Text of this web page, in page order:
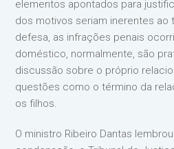
elementos apontados para
dos motivos seriam inerentes ao
defesa, as infrações penais
doméstico, normalmente, são
discussão sobre o próprio
questões como o término da
os filhos.
O ministro Ribeiro Dantas